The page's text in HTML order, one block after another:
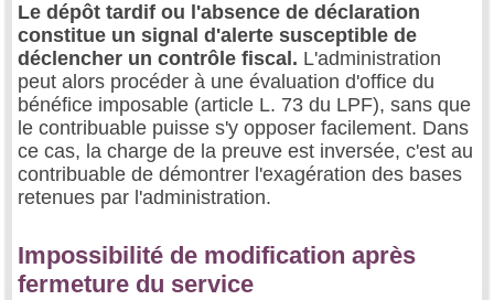
Le dépôt tardif ou l'absence de déclaration
constitue un signal d'alerte susceptible de
déclencher un contrôle fiscal. L'administration
peut alors procéder à une évaluation d'office du
bénéfice imposable (article L. 73 du LPF), sans que
le contribuable puisse s'y opposer facilement. Dans
ce cas, la charge de la preuve est inversée, c'est au
contribuable de démontrer l'exagération des bases
retenues par l'administration.
Impossibilité de modification après
fermeture du service